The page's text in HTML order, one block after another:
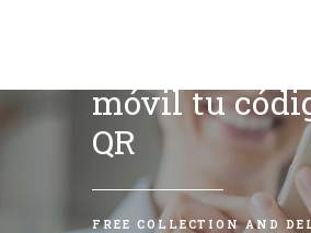
móvil tu
QR
FREE COLLECTION AND